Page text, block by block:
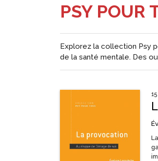
PSY POUR
Explorez la collection Psy
de la santé mentale. Des